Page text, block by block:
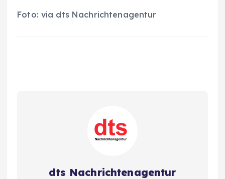
Foto: via dts Nachrichtenagentur
dts Nachrichtenagentur